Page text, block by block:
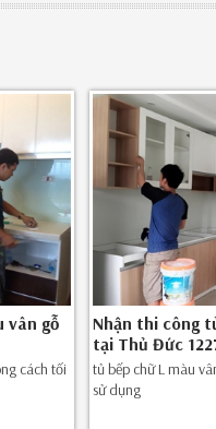
vân gỗ
cách tối
Nhận thi công
tại Thủ Đức
tủ bếp chữ L màu
sử dụng